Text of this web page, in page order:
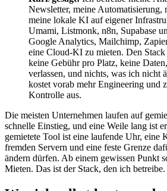
Newsletter, meine Automatisierung,
meine lokale KI auf eigener
Umami, Listmonk, n8n, Supabase
Google Analytics, Mailchimp,
eine Cloud-KI zu mieten. Den Stack
keine Gebühr pro Platz, keine
verlassen, und nichts, was ich nicht
kostet vorab mehr Engineering und
Kontrolle aus.
Die meisten Unternehmen laufen auf
schnelle Einstieg, und eine Weile lang ist
gemietete Tool ist eine laufende Uhr, eine
fremden Servern und eine feste Grenze
ändern dürfen. Ab einem gewissen Punkt
Mieten. Das ist der Stack, den ich betreibe.